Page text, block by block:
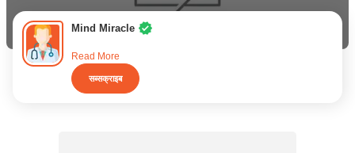
Mind Miracle
Read More
सब्सक्राइब